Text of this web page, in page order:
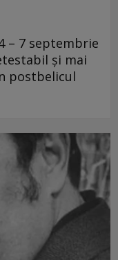
– 7 septembrie
și mai
postbelicul